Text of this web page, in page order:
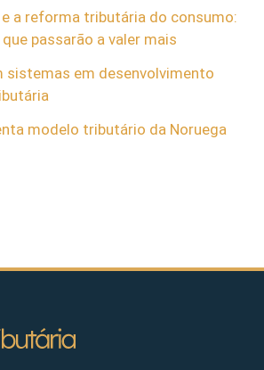
a reforma tributária do consumo:
passarão a valer mais
sistemas em desenvolvimento
modelo tributário da Noruega